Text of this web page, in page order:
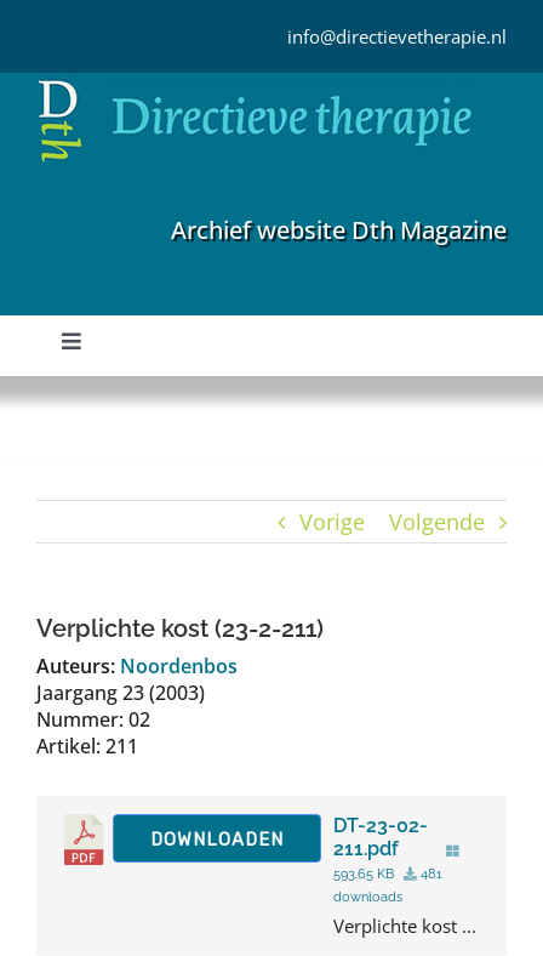
inhoud
info@directievetherapie.nl
Archief website Dth Magazine
Toggle
Navigation
Home
TDT Overzicht
Over Dth
Vorige Volgende
Verplichte kost (23-2-211)
Auteurs: Noordenbos
Jaargang 23 (2003)
Nummer: 02
Artikel: 211
DOWNLOADEN
DT-23-02-
211.pdf
593.65 KB
481
downloads
Verplichte kost ...